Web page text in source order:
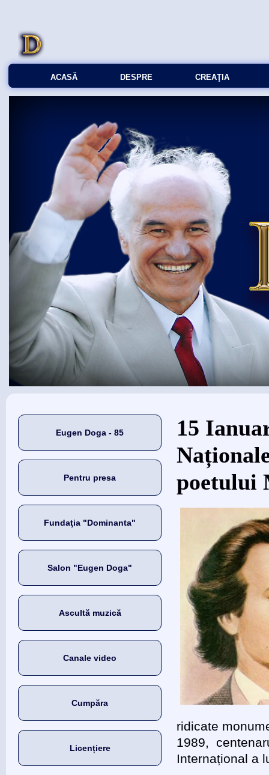
ACASĂ DESPRE CREAŢIA
Eugen Doga - 85
Pentru presa
Fundaţia "Dominanta"
Salon "Eugen Doga"
Ascultă muzică
Canale video
Cumpăra
Licențiere
Eşti aici
15
poetului
ridicate
1989,
Internațional a